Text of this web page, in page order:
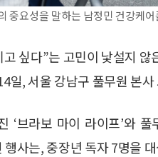
중요성을 말하는 남정민 건강케
싶다”는 고민이 낯설지
일, 서울 강남구 풀무원 본
‘브라보 마이 라이프’와
사는, 중장년 독자 7명을